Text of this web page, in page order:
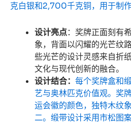
克白银和2,700千克铜，用于制
设计亮点：奖牌正面刻有
象，背面以闪耀的光芒纹
些光芒的设计灵感来自折
文化与现代创新的融合。
设计结合：每个奖牌盒和
艺与奥林匹克价值观。奖
运会徽的颜色，独特木纹
二。缎带设计采用市松图